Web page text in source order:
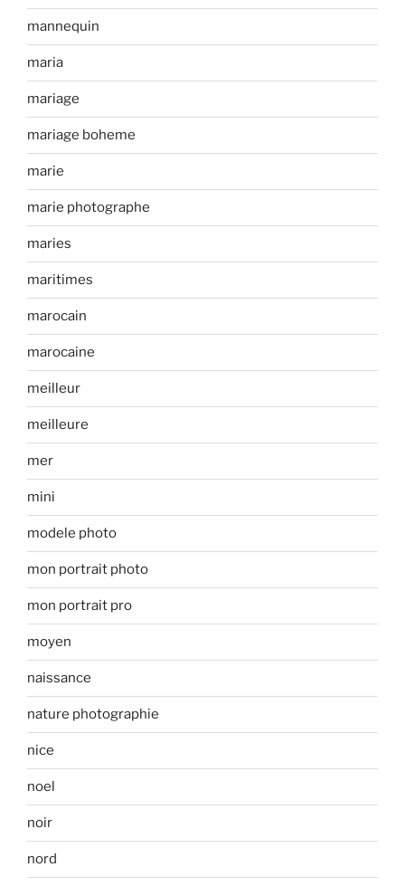
mannequin
maria
mariage
mariage boheme
marie
marie photographe
maries
maritimes
marocain
marocaine
meilleur
meilleure
mer
mini
modele photo
mon portrait photo
mon portrait pro
moyen
naissance
nature photographie
nice
noel
noir
nord